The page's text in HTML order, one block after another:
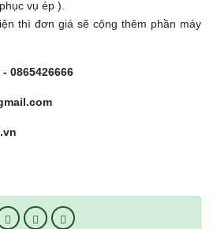
vụ ép ).
thì đơn giá sẽ cộng thêm phần máy
0865426666